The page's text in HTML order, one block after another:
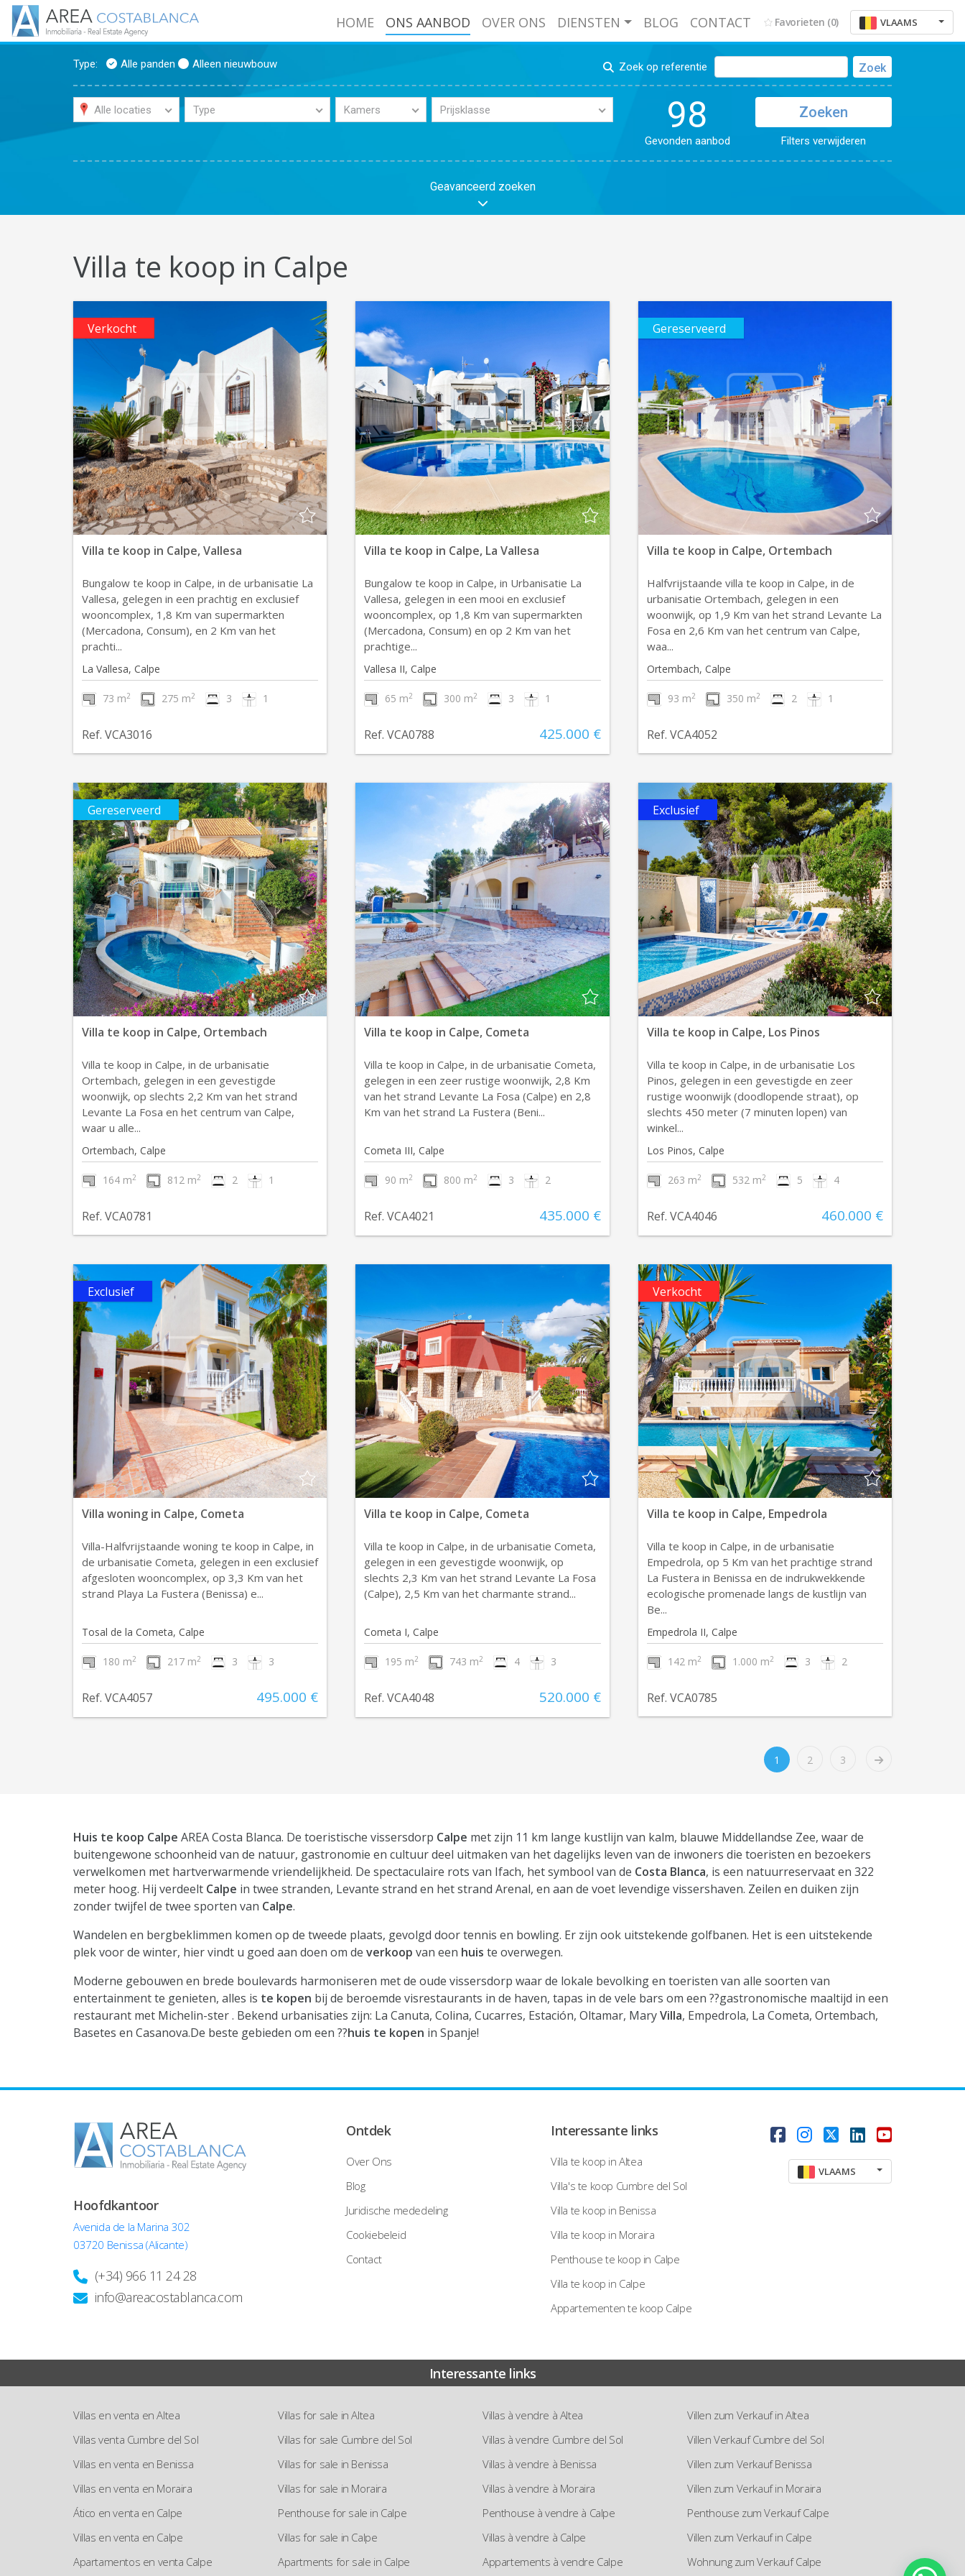
HOME ONS AANBOD OVER ONS DIENSTEN BLOG CONTACT Favorieten (0) VLAAMS
Type: Alle panden Alleen nieuwbouw Zoek op referentie Zoek
Alle locaties Type Kamers Prijsklasse 98
Gevonden aanbod
Zoeken
Filters verwijderen
Geavanceerd zoeken
Villa te koop in Calpe
Verkocht
Villa te koop in Calpe, Vallesa
Bungalow te koop in Calpe, in de urbanisatie La
Vallesa, gelegen in een prachtig en exclusief
wooncomplex, 1,8 Km van supermarkten
(Mercadona, Consum), en 2 Km van het
prachti...
La Vallesa, Calpe
73 m2 275 m2 3 1
Ref. VCA3016
Villa te koop in Calpe, La Vallesa
Bungalow te koop in Calpe, in Urbanisatie La
Vallesa, gelegen in een mooi en exclusief
wooncomplex, op 1,8 Km van supermarkten
(Mercadona, Consum) en op 2 Km van het
prachtige...
Vallesa II, Calpe
65 m2 300 m2 3 1
Ref. VCA0788 425.000 €
Gereserveerd
Villa te koop in Calpe, Ortembach
Halfvrijstaande villa te koop in Calpe, in de
urbanisatie Ortembach, gelegen in een
woonwijk, op 1,9 Km van het strand Levante La
Fosa en 2,6 Km van het centrum van Calpe,
waa...
Ortembach, Calpe
93 m2 350 m2 2 1
Ref. VCA4052
Gereserveerd
Villa te koop in Calpe, Ortembach
Villa te koop in Calpe, in de urbanisatie
Ortembach, gelegen in een gevestigde
woonwijk, op slechts 2,2 Km van het strand
Levante La Fosa en het centrum van Calpe,
waar u alle...
Ortembach, Calpe
164 m2 812 m2 2 1
Ref. VCA0781
Villa te koop in Calpe, Cometa
Villa te koop in Calpe, in de urbanisatie Cometa,
gelegen in een zeer rustige woonwijk, 2,8 Km
van het strand Levante La Fosa (Calpe) en 2,8
Km van het strand La Fustera (Beni...
Cometa III, Calpe
90 m2 800 m2 3 2
Ref. VCA4021 435.000 €
Exclusief
Villa te koop in Calpe, Los Pinos
Villa te koop in Calpe, in de urbanisatie Los
Pinos, gelegen in een gevestigde en zeer
rustige woonwijk (doodlopende straat), op
slechts 450 meter (7 minuten lopen) van
winkel...
Los Pinos, Calpe
263 m2 532 m2 5 4
Ref. VCA4046 460.000 €
Exclusief
Villa woning in Calpe, Cometa
Villa-Halfvrijstaande woning te koop in Calpe, in
de urbanisatie Cometa, gelegen in een exclusief
afgesloten wooncomplex, op 3,3 Km van het
strand Playa La Fustera (Benissa) e...
Tosal de la Cometa, Calpe
180 m2 217 m2 3 3
Ref. VCA4057 495.000 €
Villa te koop in Calpe, Cometa
Villa te koop in Calpe, in de urbanisatie Cometa,
gelegen in een gevestigde woonwijk, op
slechts 2,3 Km van het strand Levante La Fosa
(Calpe), 2,5 Km van het charmante strand...
Cometa I, Calpe
195 m2 743 m2 4 3
Ref. VCA4048 520.000 €
Verkocht
Villa te koop in Calpe, Empedrola
Villa te koop in Calpe, in de urbanisatie
Empedrola, op 5 Km van het prachtige strand
La Fustera in Benissa en de indrukwekkende
ecologische promenade langs de kustlijn van
Be...
Empedrola II, Calpe
142 m2 1.000 m2 3 2
Ref. VCA0785
1 2 3
Huis te koop Calpe AREA Costa Blanca. De toeristische vissersdorp Calpe met zijn 11 km lange kustlijn van kalm, blauwe Middellandse Zee, waar de
buitengewone schoonheid van de natuur, gastronomie en cultuur deel uitmaken van het dagelijks leven van de inwoners die toeristen en bezoekers
verwelkomen met hartverwarmende vriendelijkheid. De spectaculaire rots van Ifach, het symbool van de Costa Blanca, is een natuurreservaat en 322
meter hoog. Hij verdeelt Calpe in twee stranden, Levante strand en het strand Arenal, en aan de voet levendige vissershaven. Zeilen en duiken zijn
zonder twijfel de twee sporten van Calpe.
Wandelen en bergbeklimmen komen op de tweede plaats, gevolgd door tennis en bowling. Er zijn ook uitstekende golfbanen. Het is een uitstekende
plek voor de winter, hier vindt u goed aan doen om de verkoop van een huis te overwegen.
Moderne gebouwen en brede boulevards harmoniseren met de oude vissersdorp waar de lokale bevolking en toeristen van alle soorten van
entertainment te genieten, alles is te kopen bij de beroemde visrestaurants in de haven, tapas in de vele bars om een ??gastronomische maaltijd in een
restaurant met Michelin-ster . Bekend urbanisaties zijn: La Canuta, Colina, Cucarres, Estación, Oltamar, MaryVilla, Empedrola, La Cometa, Ortembach,
Basetes en Casanova.De beste gebieden om een ??huis te kopen in Spanje!
Hoofdkantoor
Avenida de la Marina 302
03720 Benissa (Alicante)
(+34) 966 11 24 28
info@areacostablanca.com
Ontdek
Over Ons
Blog
Juridische mededeling
Cookiebeleid
Contact
Interessante links
Villa te koop in Altea
Villa's te koop Cumbre del Sol
Villa te koop in Benissa
Villa te koop in Moraira
Penthouse te koop in Calpe
Villa te koop in Calpe
Appartementen te koop Calpe
VLAAMS
Interessante links
Villas en venta en Altea
Villas venta Cumbre del Sol
Villas en venta en Benissa
Villas en venta en Moraira
Ático en venta en Calpe
Villas en venta en Calpe
Apartamentos en venta Calpe
Villas for sale in Altea
Villas for sale Cumbre del Sol
Villas for sale in Benissa
Villas for sale in Moraira
Penthouse for sale in Calpe
Villas for sale in Calpe
Apartments for sale in Calpe
Villas à vendre à Altea
Villas à vendre Cumbre del Sol
Villas à vendre à Benissa
Villas à vendre à Moraira
Penthouse à vendre à Calpe
Villas à vendre à Calpe
Appartements à vendre Calpe
Villen zum Verkauf in Altea
Villen Verkauf Cumbre del Sol
Villen zum Verkauf Benissa
Villen zum Verkauf in Moraira
Penthouse zum Verkauf Calpe
Villen zum Verkauf in Calpe
Wohnung zum Verkauf Calpe